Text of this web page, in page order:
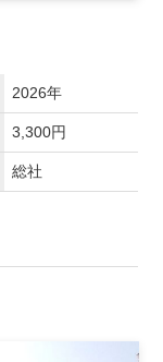
2026年
3,300円
総社